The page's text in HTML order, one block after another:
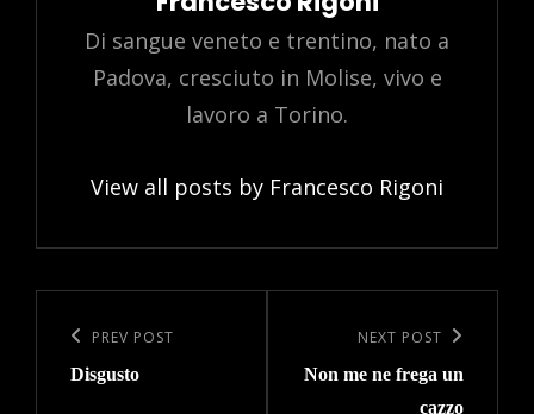
Di sangue veneto e trentino, nato a
Padova, cresciuto in Molise, vivo e
lavoro a Torino.
View all posts by Francesco Rigoni
navigation
Previous
Post
PREV POST
Disgusto
Post
NEXT POST
Non me ne frega un
cazzo